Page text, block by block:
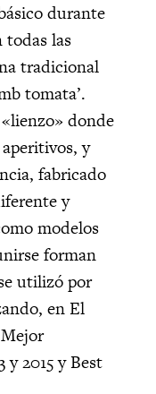
durante
todas las
tradicional
tomata’.
donde
y
fabricado
y
modelos
forman
utilizó por
en El
2015 y Best